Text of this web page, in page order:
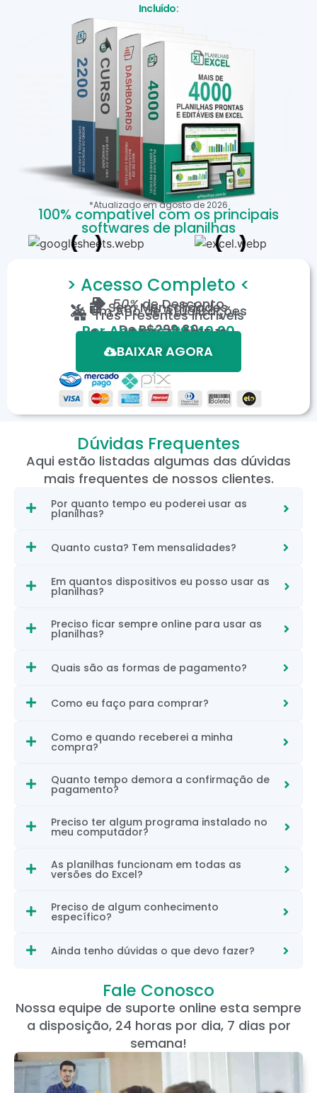
Incluído:
*Atualizado emagostode 2026
100% compatível com os principais
softwares de planilhas
> Acesso Completo <
50%de Desconto
Sem Mensalidades
Um Ano de Atualizações
Três Presentes Incríveis
DeR$299,80
Por Apenas: R$149,90
Em até 12X de R$15,19
*Oferta válida por tempo limitado.
BAIXAR AGORA
Dúvidas Frequentes
Aqui estão listadas algumas das dúvidas
mais frequentes de nossos clientes.
Por quanto tempo eu poderei usar as
planilhas?
Quanto custa? Tem mensalidades?
Em quantos dispositivos eu posso usar as
planilhas?
Preciso ficar sempre online para usar as
planilhas?
Quais são as formas de pagamento?
Como eu faço para comprar?
Como e quando receberei a minha
compra?
Quanto tempo demora a confirmação de
pagamento?
Preciso ter algum programa instalado no
meu computador?
As planilhas funcionam em todas as
versões do Excel?
Preciso de algum conhecimento
específico?
Ainda tenho dúvidas o que devo fazer?
Fale Conosco
Nossa equipe de suporte online esta sempre
a disposição, 24 horas por dia, 7 dias por
semana!